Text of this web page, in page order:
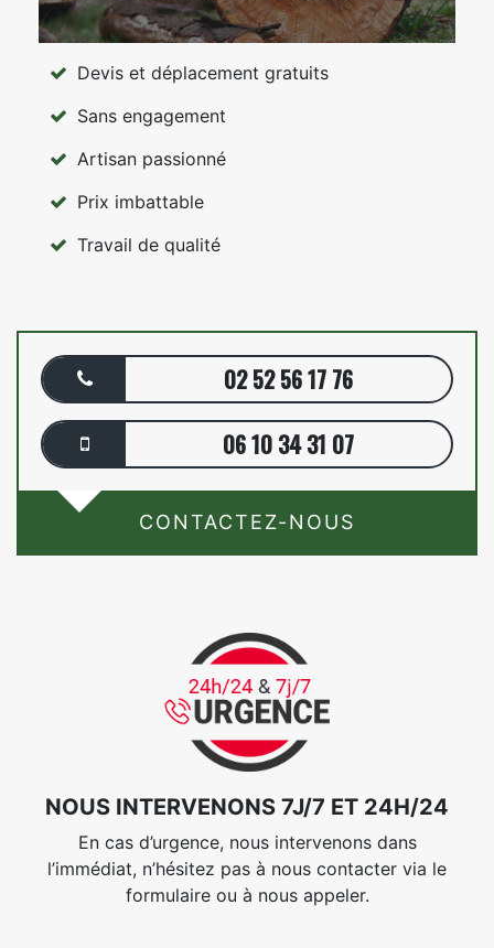
Devis et déplacement gratuits
Sans engagement
Artisan passionné
Prix imbattable
Travail de qualité
02 52 56 17 76
06 10 34 31 07
CONTACTEZ-NOUS
NOUS INTERVENONS 7J/7 ET 24H/24
En cas d’urgence, nous intervenons dans
l’immédiat, n’hésitez pas à nous contacter via le
formulaire ou à nous appeler.